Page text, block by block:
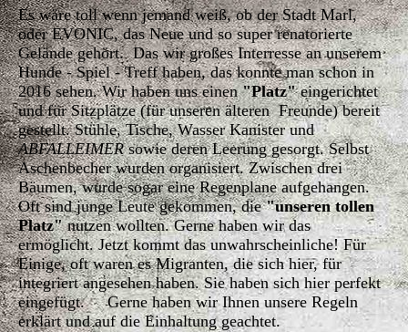
Es wäre toll wenn jemand weiß, ob der Stadt Marl,
oder EVONIC, das Neue und so super renatorierte
Gelände gehört. Das wir großes Interresse an unserem
Hunde - Spiel - Treff haben, das konnte man schon in
2016 sehen. Wir haben uns einen"Platz"eingerichtet
und für Sitzplätze (für unseren älteren Freunde) bereit
gestellt. Stühle, Tische, Wasser Kanister und
ABFALLEIMERsowie deren Leerung gesorgt. Selbst
Aschenbecher wurden organisiert. Zwischen drei
Bäumen, wurde sogar eine Regenplane aufgehangen.
Oft sind junge Leute gekommen, die"unseren tollen
Platz"nutzen wollten. Gerne haben wir das
ermöglicht. Jetzt kommt das unwahrscheinliche! Für
Einige, oft waren es Migranten, die sich hier, für
integriert angesehen haben. Sie haben sich hier perfekt
eingefügt. Gerne haben wir Ihnen unsere Regeln
erklärt und auf die Einhaltung geachtet.